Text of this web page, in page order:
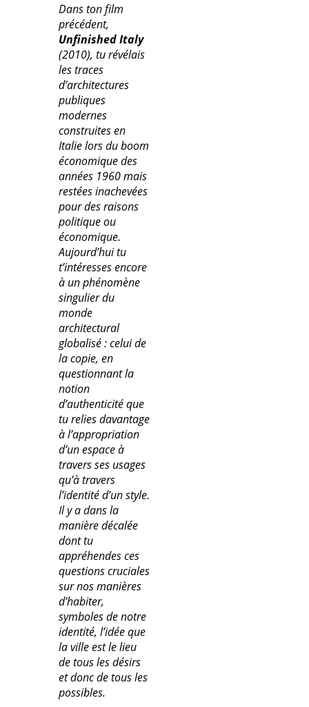
Dans ton film
précédent,
Unfinished Italy
(2010), tu révélais
les traces
d’architectures
publiques
modernes
construites en
Italie lors du boom
économique des
années 1960 mais
restées inachevées
pour des raisons
politique ou
économique.
Aujourd’hui tu
t’intéresses encore
à un phénomène
singulier du
monde
architectural
globalisé : celui de
la copie, en
questionnant la
notion
d’authenticité que
tu relies davantage
à l’appropriation
d’un espace à
travers ses usages
qu’à travers
l’identité d’un style.
Il y a dans la
manière décalée
dont tu
appréhendes ces
questions cruciales
sur nos manières
d’habiter,
symboles de notre
identité, l’idée que
la ville est le lieu
de tous les désirs
et donc de tous les
possibles.